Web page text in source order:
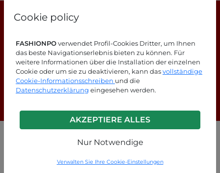
Cookie policy
FASHIONPOverwendet Profil-Cookies Dritter, um Ihnen
das beste Navigationserlebnis bieten zu können. Für
weitere Informationen über die Installation der einzelnen
Cookie oder um sie zu deaktivieren, kann dasvollständige
Cookie-Informationsschreiben und die
Datenschutzerklärung eingesehen werden.
AKZEPTIERE ALLES
Nur Notwendige
Verwalten Sie Ihre Cookie-Einstellungen
Suchen Sie nach Antworten?
Schauen Sie sich unsere FAQ-Seite an!
GROSSHANDEL FASHIONPO
FashionPo.com ist ein Online-Großhändler für